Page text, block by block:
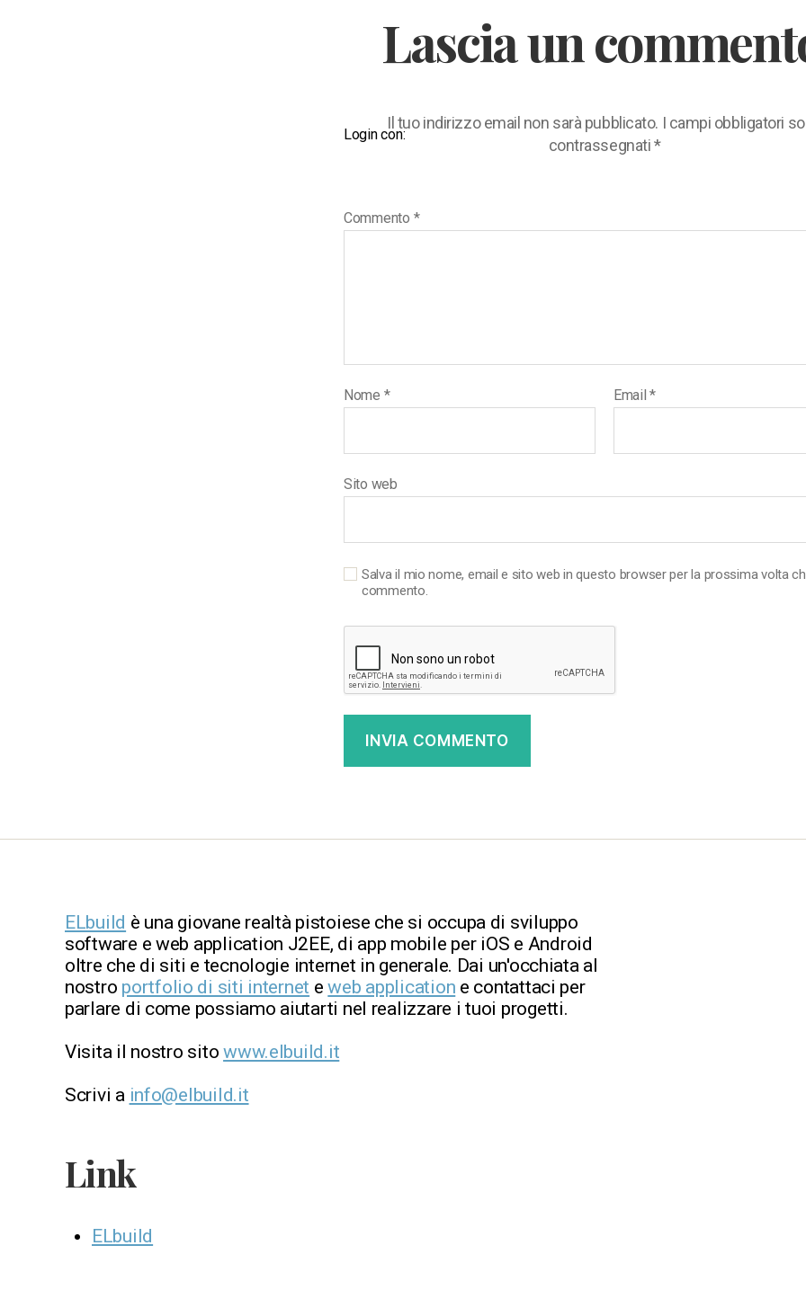
Lascia un
Login con:
Il tuo indirizzo email non sarà pubblicato. I campi obbligatori
contrassegnati*
Commento *
Nome * Email*
Sito web
Salva il mio nome, email e sito web in questo browser per la prossima volta
commento.
ELbuild è una giovane realtà pistoiese che si occupa di sviluppo
software e web application J2EE, di app mobile per iOS e Android
oltre che di siti e tecnologie internet in generale. Dai un'occhiata al
nostro portfolio di siti internet eweb application e contattaci per
parlare di come possiamo aiutarti nel realizzare i tuoi progetti.
Visita il nostro sitowww.elbuild.it
Scrivi a info@elbuild.it
Link
ELbuild